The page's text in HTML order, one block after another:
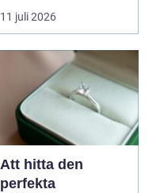
11 juli 2026
Att hitta den
perfekta